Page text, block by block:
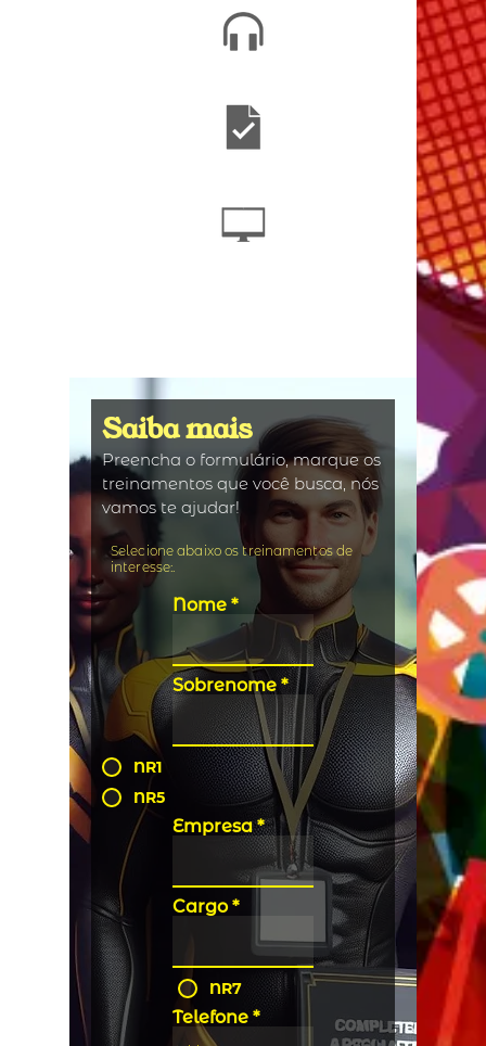
Saiba mais
Preencha o formulário, marque os
treinamentos que você busca, nós
vamos te ajudar!
Selecione abaixo os treinamentos de
interesse:.
Nome
Sobrenome
NR1
NR5
Empresa
Cargo
NR7
Telefone